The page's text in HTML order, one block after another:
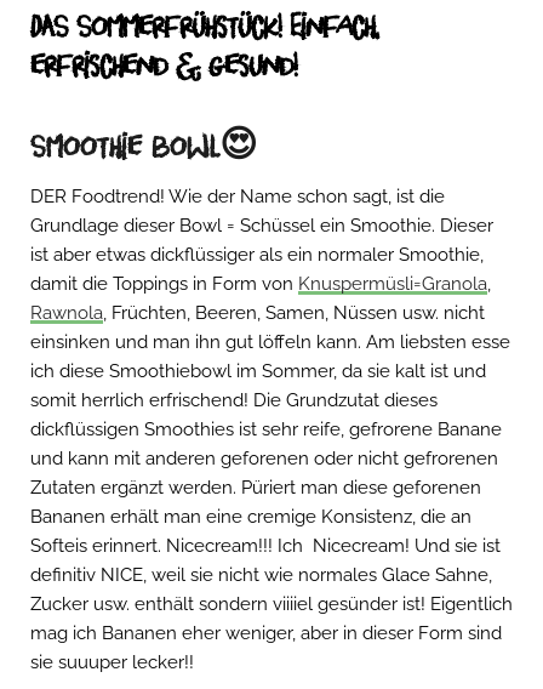
DAS Sommerfrühstück! Einfach,
erfrischend & gesund!
Smoothie bowl😍
DER Foodtrend! Wie der Name schon sagt, ist die
Grundlage dieser Bowl = Schüssel ein Smoothie. Dieser
ist aber etwas dickflüssiger als ein normaler Smoothie,
damit die Toppings in Form von Knuspermüsli=Granola,
Rawnola, Früchten, Beeren, Samen, Nüssen usw. nicht
einsinken und man ihn gut löffeln kann. Am liebsten esse
ich diese Smoothiebowl im Sommer, da sie kalt ist und
somit herrlich erfrischend! Die Grundzutat dieses
dickflüssigen Smoothies ist sehr reife, gefrorene Banane
und kann mit anderen geforenen oder nicht gefrorenen
Zutaten ergänzt werden. Püriert man diese geforenen
Bananen erhält man eine cremige Konsistenz, die an
Softeis erinnert. Nicecream!!! Ich Nicecream! Und sie ist
definitiv NICE, weil sie nicht wie normales Glace Sahne,
Zucker usw. enthält sondern viiiiel gesünder ist! Eigentlich
mag ich Bananen eher weniger, aber in dieser Form sind
sie suuuper lecker!!